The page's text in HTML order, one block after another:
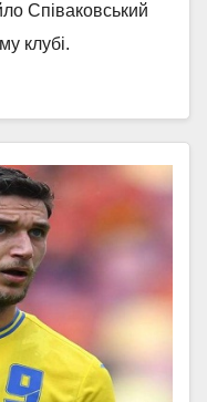
Співаковський
клубі.